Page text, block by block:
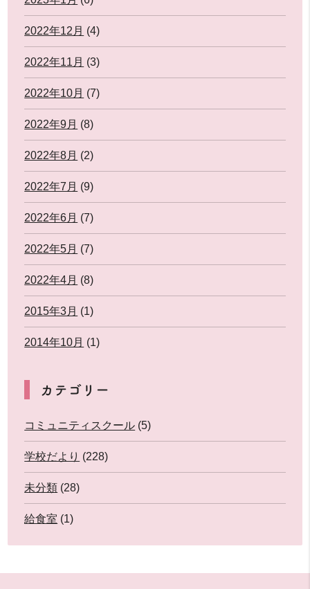
2022年12月 (4)
2022年11月 (3)
2022年10月 (7)
2022年9月 (8)
2022年8月 (2)
2022年7月 (9)
2022年6月 (7)
2022年5月 (7)
2022年4月 (8)
2015年3月 (1)
2014年10月 (1)
カテゴリー
コミュニティスクール (5)
学校だより (228)
未分類 (28)
給食室 (1)